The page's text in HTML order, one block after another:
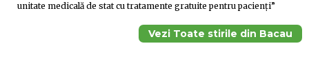
unitate medicală de stat cu tratamente gratuite pentru pacienți”
Vezi Toate stirile din Bacau